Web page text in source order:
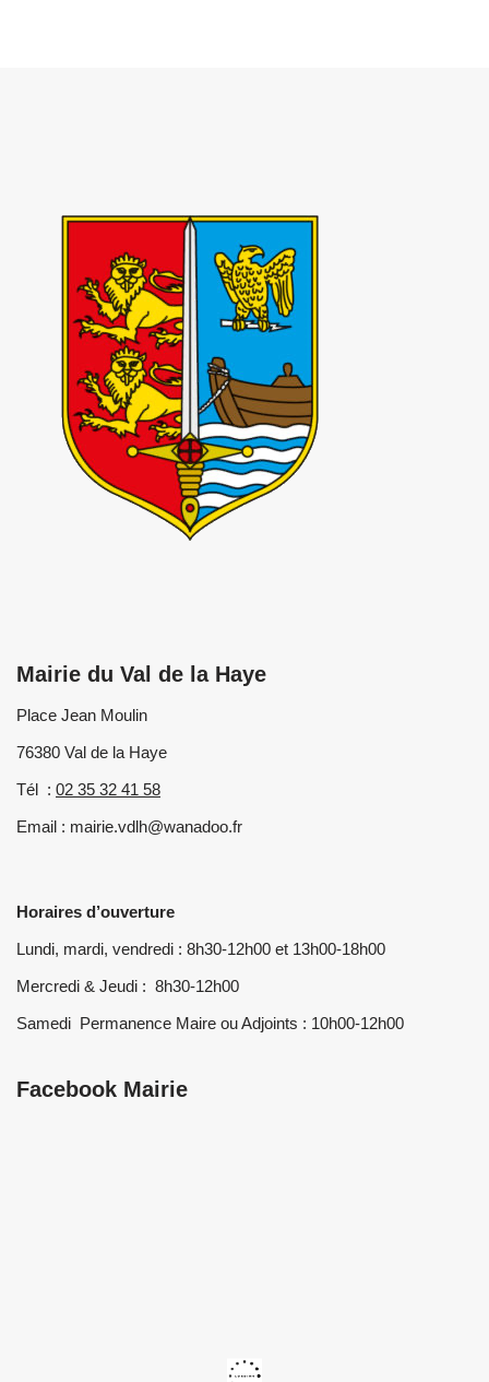
Mairie du Val de la Haye
Place Jean Moulin
76380 Val de la Haye
Tél : 02 35 32 41 58
Email : mairie.vdlh@wanadoo.fr
Horaires d’ouverture
Lundi, mardi, vendredi : 8h30-12h00 et 13h00-18h00
Mercredi & Jeudi : 8h30-12h00
Samedi Permanence Maire ou Adjoints : 10h00-12h00
Facebook Mairie